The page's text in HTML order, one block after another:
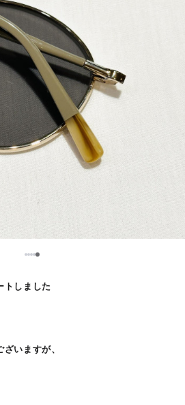
1234
トしました
いますが、